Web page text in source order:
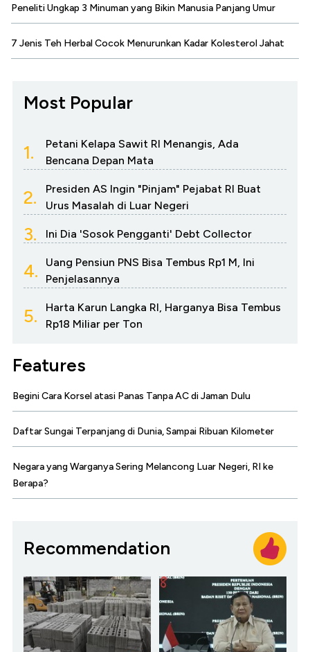
Peneliti Ungkap 3 Minuman yang Bikin Manusia Panjang Umur
7 Jenis Teh Herbal Cocok Menurunkan Kadar Kolesterol Jahat
Most Popular
1.
Petani Kelapa Sawit RI Menangis, Ada
Bencana Depan Mata
2.
Presiden AS Ingin "Pinjam" Pejabat RI Buat
Urus Masalah di Luar Negeri
3. Ini Dia 'Sosok Pengganti' Debt Collector
4.
Uang Pensiun PNS Bisa Tembus Rp1 M, Ini
Penjelasannya
5.
Harta Karun Langka RI, Harganya Bisa Tembus
Rp18 Miliar per Ton
Features
Begini Cara Korsel atasi Panas Tanpa AC di Jaman Dulu
Daftar Sungai Terpanjang di Dunia, Sampai Ribuan Kilometer
Negara yang Warganya Sering Melancong Luar Negeri, RI ke
Berapa?
Recommendation